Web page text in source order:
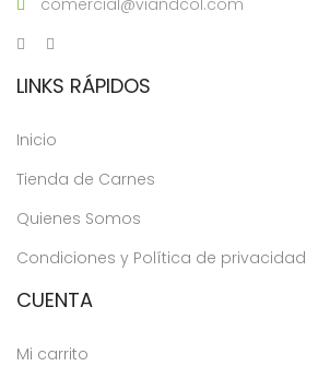
comercial@viandcol.com
LINKS RÁPIDOS
Inicio
Tienda de Carnes
Quienes Somos
Condiciones y Política de privacidad
CUENTA
Mi carrito